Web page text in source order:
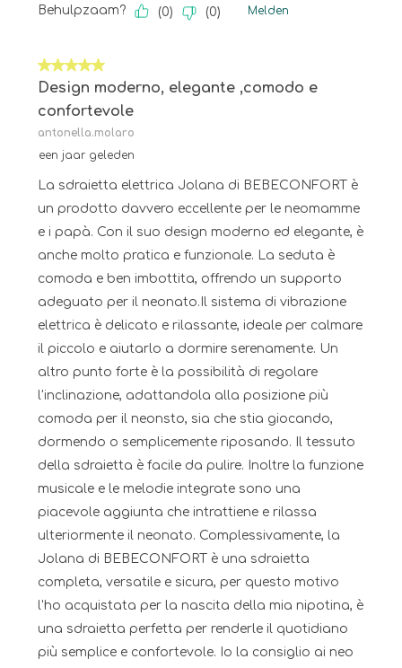
Behulpzaam? (0) (0) Melden
5 van 5 sterren.
Design moderno, elegante ,comodo e
confortevole
antonella.molaro
een jaar geleden
La sdraietta elettrica Jolana di BEBECONFORT è
un prodotto davvero eccellente per le neomamme
e i papà. Con il suo design moderno ed elegante, è
anche molto pratica e funzionale. La seduta è
comoda e ben imbottita, offrendo un supporto
adeguato per il neonato.Il sistema di vibrazione
elettrica è delicato e rilassante, ideale per calmare
il piccolo e aiutarlo a dormire serenamente. Un
altro punto forte è la possibilità di regolare
l'inclinazione, adattandola alla posizione più
comoda per il neonsto, sia che stia giocando,
dormendo o semplicemente riposando. Il tessuto
della sdraietta è facile da pulire. Inoltre la funzione
musicale e le melodie integrate sono una
piacevole aggiunta che intrattiene e rilassa
ulteriormente il neonato. Complessivamente, la
Jolana di BEBECONFORT è una sdraietta
completa, versatile e sicura, per questo motivo
l'ho acquistata per la nascita della mia nipotina, è
una sdraietta perfetta per renderle il quotidiano
più semplice e confortevole. Io la consiglio ai neo